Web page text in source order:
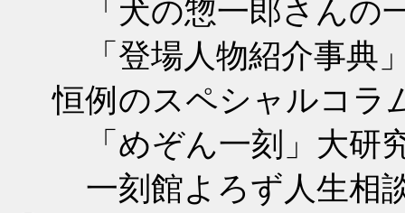
「犬の惣一郎さんの
「登場人物紹介事典
恒例のスペシャルコラ
「めぞん一刻」大研
一刻館よろず人生相